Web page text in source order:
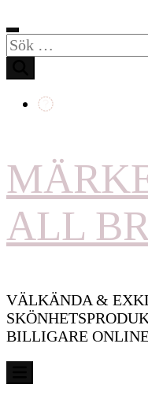
Sök
efter:
ALL
VÄLKÄNDA &
BILLIGARE